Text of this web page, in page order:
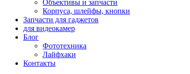
Объективы и запчасти
Корпуса, шлейфы, кнопки
Запчасти для гаджетов
для видеокамер
Блог
Фототехника
Лайфхаки
Контакты